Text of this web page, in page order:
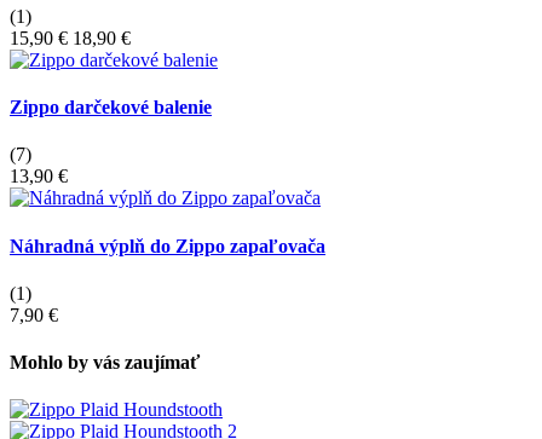
(1)
15,90 € 18,90 €
Zippo darčekové balenie
(7)
13,90 €
Náhradná výplň do Zippo zapaľovača
(1)
7,90 €
Mohlo by vás zaujímať